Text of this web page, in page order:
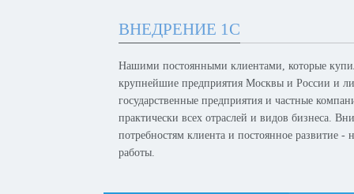
ВНЕДРЕНИЕ 1С
Нашими постоянными клиентами, которые
крупнейшие предприятия Москвы и России и
государственные предприятия и частные
практически всех отраслей и видов бизнеса.
потребностям клиента и постоянное развитие
работы.